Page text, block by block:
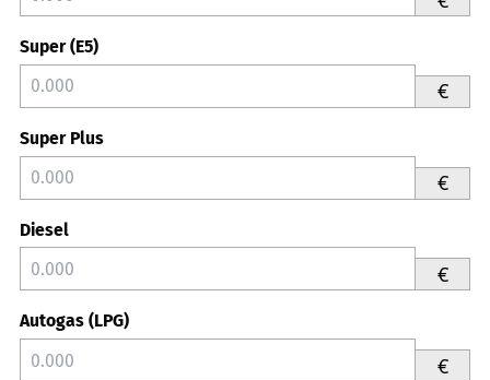
Super (E5)
€
Super Plus
€
Diesel
€
Autogas (LPG)
€